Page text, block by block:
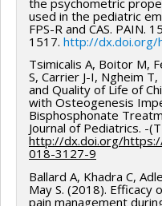
used in the pediatric
FPS-R and CAS. PAIN.
1517. http://dx.doi.org/
Tsimicalis A, Boitor M,
S, Carrier J-I, Ngheim
and Quality of Life of
with Osteogenesis
Bisphosphonate
Journal of Pediatrics. -
http://dx.doi.org/
018-3127-9
Ballard A, Khadra C,
May S. (2018).
pain management